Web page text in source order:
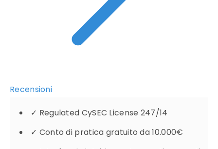
Recensioni
✓ Regulated CySEC License 247/14
✓ Conto di pratica gratuito da 10.000€